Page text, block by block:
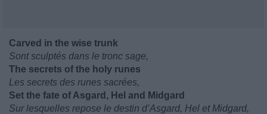
Carved in the wise trunk
Sont sculptés dans le tronc sage,
The secrets of the holy runes
Les secrets des runes sacrées,
Set the fate of Asgard, Hel and Midgard
Sur lesquelles repose le destin d’Asgard, Hel et Midgard,